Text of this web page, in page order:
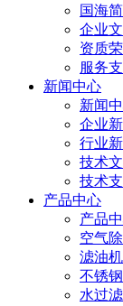
国海
企业
资质
服务
新闻中心
新闻
企业
行业
技术
技术
产品中心
产品
空气
滤油
不锈
水过